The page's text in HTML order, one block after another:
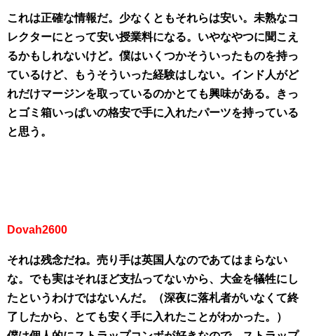
これは正確な情報だ。少なくともそれらは安い。未熟なコ
レクターにとって安い授業料になる。いやなやつに聞こえ
るかもしれないけど。僕はいくつかそういったものを持っ
ているけど、もうそういった経験はしない。インド人がど
れだけマージンを取っているのかとても興味がある。きっ
とゴミ箱いっぱいの格安で手に入れたパーツを持っている
と思う。
Dovah2600
それは残念だね。売り手は英国人なのであてはまらない
な。でも実はそれほど支払ってないから、大金を犠牲にし
たというわけではないんだ。（深夜に落札者がいなくて終
了したから、とても安く手に入れたことがわかった。）